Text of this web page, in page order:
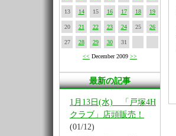
13 14 15 16 17 18 19
20 21 22 23 24 25 26
27 28 29 30 31
<< December 2009 >>
最新の記事
1月13日(水) 「戸塚4H
クラブ」店頭販売！
(01/12)